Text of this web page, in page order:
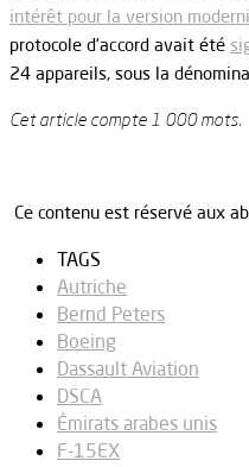
intérêt pour la version
protocole d’accord avait été
24 appareils, sous la
Cet article compte 1 000 mots.
Ce contenu est réservé aux
TAGS
Autriche
Bernd Peters
Boeing
Dassault Aviation
DSCA
Émirats arabes unis
F-15EX